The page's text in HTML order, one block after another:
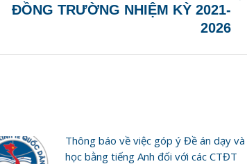
ĐỒNG TRƯỜNG NHIỆM KỲ 2021-
2026
Thông báo về việc góp ý Đề án dạy và
học bằng tiếng Anh đối với các CTĐT